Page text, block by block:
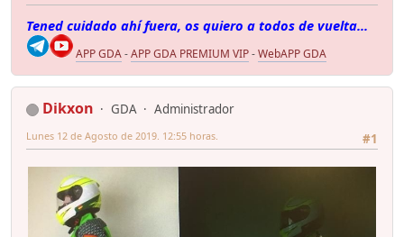
Tened cuidado ahí fuera, os quiero a todos de vuelta...
APP GDA-APP GDA PREMIUM VIP-WebAPP GDA
Dikxon GDA
Administrador
#1
Lunes 12 de Agosto de 2019. 12:55 horas.